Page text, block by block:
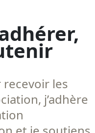
recevoir les
j’adhère